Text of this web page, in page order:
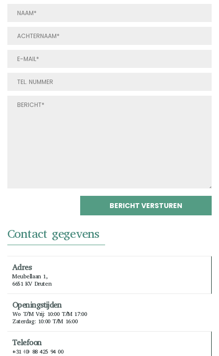
Contact gegevens
Adres
Meubellaan 1,
6651 KV Druten
Openingstijden
Wo T/m Vrij: 10:00 T/m 17:00
Zaterdag: 10:00 T/m 16:00
Telefoon
+31 (0) 88 425 94 00